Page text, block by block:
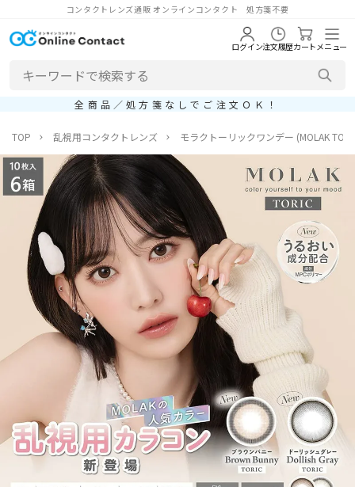
コンタクトレンズ通販 オンラインコンタクト 処方箋不要
ログイン注文履歴カートメニュー
全商品／処方箋なしでご注文ＯＫ！
TOP 乱視用コンタクトレンズ モラクトーリックワンデー (MOLAK